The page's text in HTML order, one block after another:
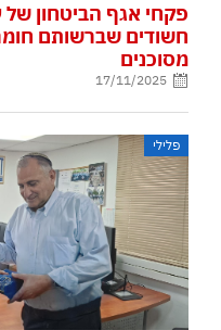
פקחי אגף הביטחון של
חשודים שברשותם
מסוכנים
17/11/2025
פלילי